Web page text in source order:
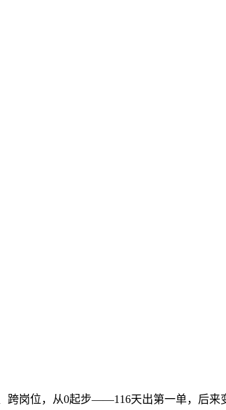
岗位，从0起步——116天出第一单，后来